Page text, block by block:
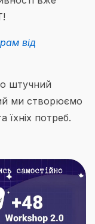
від
штучний
ми створюємо
їхніх потреб.